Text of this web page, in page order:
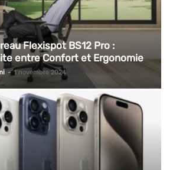
Flexispot BS12 Pro :
entre Confort et Ergonomie
- 1 novembre 2024